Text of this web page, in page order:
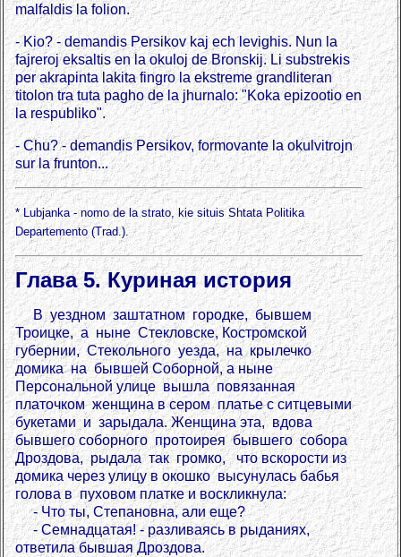
malfaldis la folion.
- Kio? - demandis Persikov kaj ech levighis. Nun la
fajreroj eksaltis en la okuloj de Bronskij. Li substrekis
per akrapinta lakita fingro la ekstreme grandliteran
titolon tra tuta pagho de la jhurnalo: "Koka epizootio en
la respubliko".
- Chu? - demandis Persikov, formovante la okulvitrojn
sur la frunton...
* Lubjanka - nomo de la strato, kie situis Shtata Politika
Departemento (Trad.).
Глава 5. Куриная история
В уездном заштатном городке, бывшем
Троицке, а ныне Стекловске, Костромской
губернии, Стекольного уезда, на крылечко
домика на бывшей Соборной, а ныне
Персональной улице вышла повязанная
платочком женщина в сером платье с ситцевыми
букетами и зарыдала. Женщина эта, вдова
бывшего соборного протоирея бывшего собора
Дроздова, рыдала так громко, что вскорости из
домика через улицу в окошко высунулась бабья
голова в пуховом платке и воскликнула:
- Что ты, Степановна, али еще?
- Семнадцатая! - разливаясь в рыданиях,
ответила бывшая Дроздова.